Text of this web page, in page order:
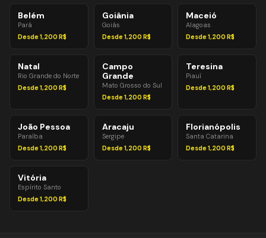
Belém
Pará
Desde 1,200 R$
Goiânia
Goiás
Desde 1,200 R$
Maceió
Alagoas
Desde 1,200 R$
Natal
Rio Grande do Norte
Desde 1,200 R$
Campo
Grande
Mato Grosso do Sul
Desde 1,200 R$
Teresina
Piauí
Desde 1,200 R$
João Pessoa
Paraíba
Desde 1,200 R$
Aracaju
Sergipe
Desde 1,200 R$
Florianópolis
Santa Catarina
Desde 1,200 R$
Vitória
Espírito Santo
Desde 1,200 R$